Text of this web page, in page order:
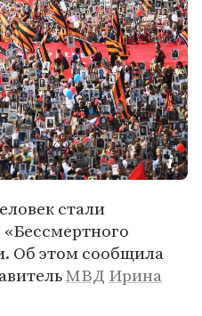
стали
Об этом сообщила
МВД Ирина